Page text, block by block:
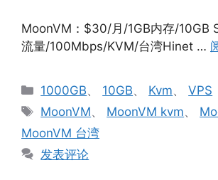
MoonVM：$30/月/1GB内存/10GB
流量/100Mbps/KVM/台湾Hinet …
分
类
1000GB、 10GB、 Kvm、VPS
标
MoonVM、 MoonVM kvm、
MoonVM 台湾
发表评论